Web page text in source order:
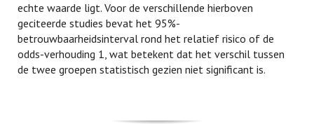
echte waarde ligt. Voor de verschillende hierboven
geciteerde studies bevat het 95%-
betrouwbaarheidsinterval rond het relatief risico of de
odds-verhouding 1, wat betekent dat het verschil tussen
de twee groepen statistisch gezien niet significant is.